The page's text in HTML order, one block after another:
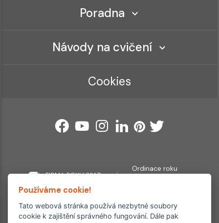
Poradna
Návody na cvičení
Cookies
Ordinace roku
Rehabilitační ordinace
Copyright © 2011–2026 FYZIOklinika s.r.o.
Používáme cookie!
Tato webová stránka používá nezbytné soubory
cookie k zajištění správného fungování. Dále pak